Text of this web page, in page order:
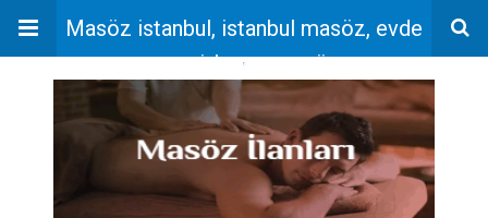
Masöz istanbul, istanbul masöz, evde
masaj, bayan masöz
'